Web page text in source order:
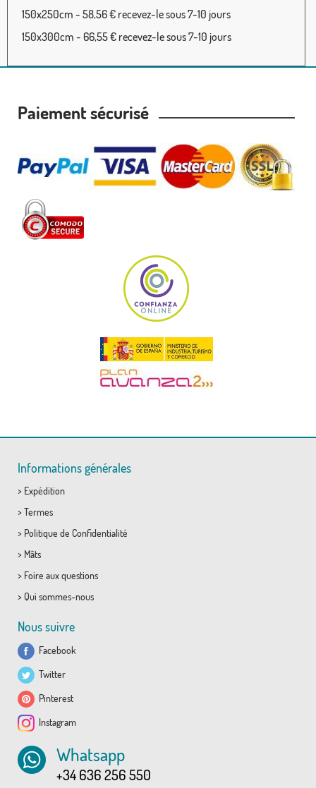
150x250cm - 58,56 € recevez-le sous 7-10 jours
150x300cm - 66,55 € recevez-le sous 7-10 jours
Paiement sécurisé
Informations générales
> Expédition
> Termes
> Politique de Confidentialité
> Mâts
> Foire aux questions
> Qui sommes-nous
Nous suivre
Facebook
Twitter
Pinterest
Instagram
Whatsapp
+34 636 256 550